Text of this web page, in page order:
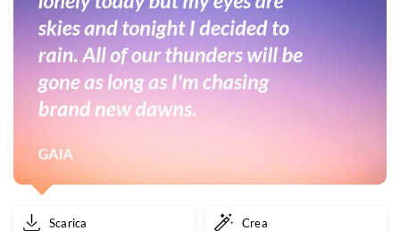
Scarica Crea